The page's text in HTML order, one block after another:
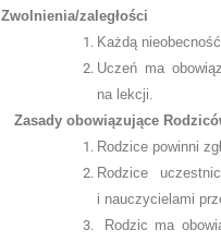
Zwolnienia/zaległości
Każdą
Uczeń ma
na lekcji.
Zasady obowiązujące
Rodzice powinni
Rodzice
i nauczycielami
Rodzic ma